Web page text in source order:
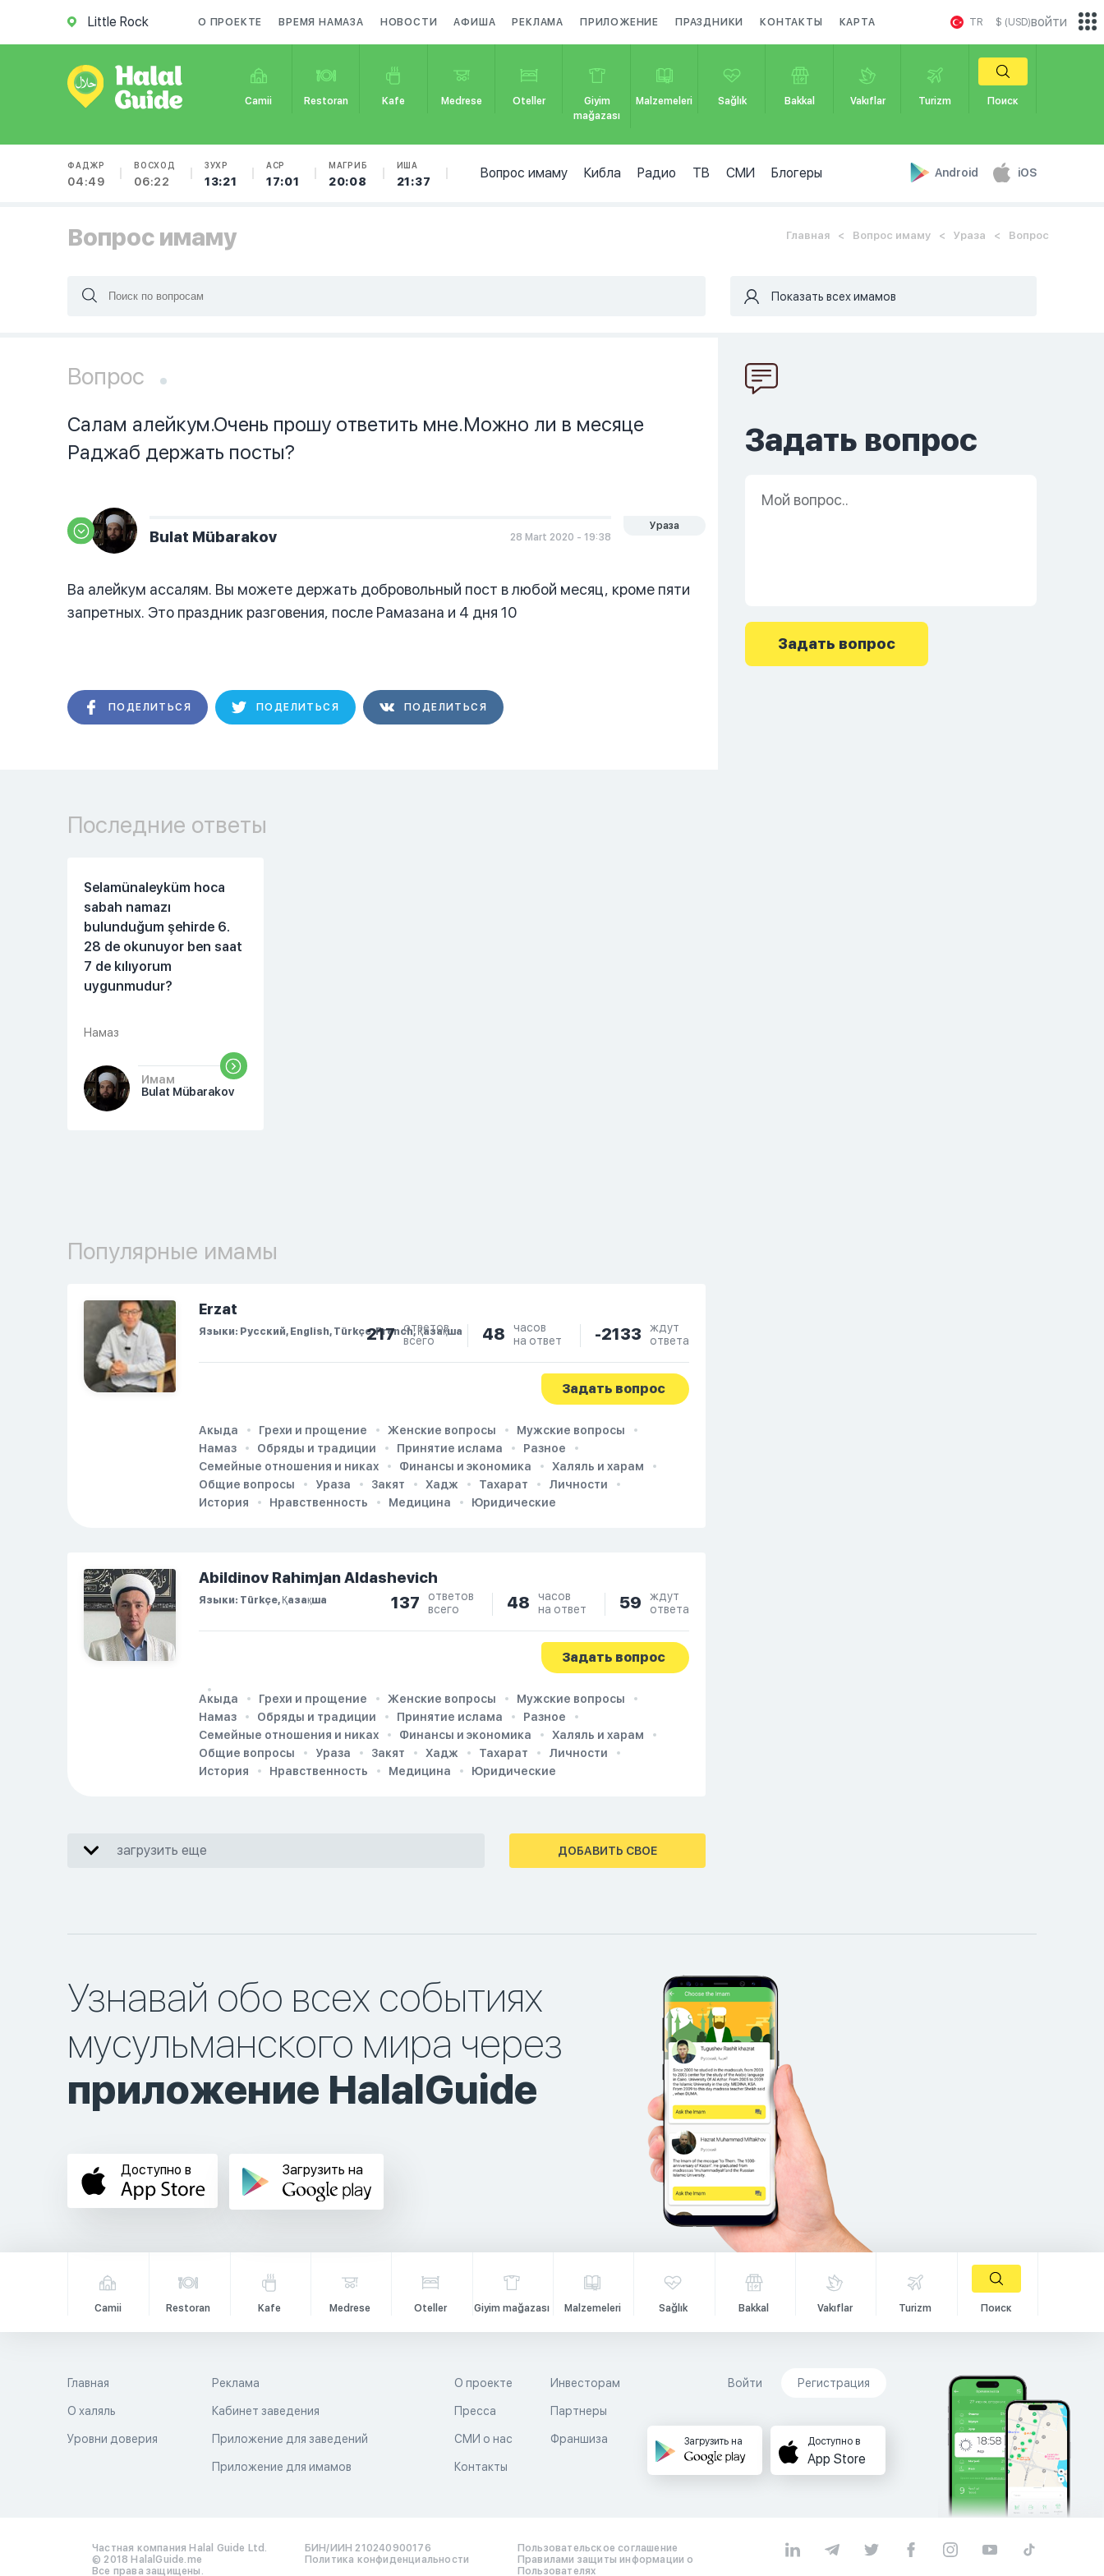
Little Rock О ПРОЕКТЕ ВРЕМЯ НАМАЗА НОВОСТИ АФИША РЕКЛАМА ПРИЛОЖЕНИЕ ПРАЗДНИКИ КОНТАКТЫ КАРТА TR $ (USD)
Camii Restoran Kafe Medrese Oteller
Giyim
mağazası
Malzemeleri Sağlık Bakkal Vakıflar Turizm Поиск
ФАДЖР
04:49
ВОСХОД
06:22
ЗУХР
13:21
АСР
17:01
МАГРИБ
20:08
ИША
21:37
Вопрос имаму Кибла Радио ТВ СМИ Блогеры Android iOS
войти
Вопрос имаму Главная Вопрос имаму Ураза Вопрос
Показать всех имамов
Вопрос
Салам алейкум.Очень прошу ответить мне.Можно ли в месяце
Раджаб держать посты?
Bulat Mübarakov 28 Mart 2020 - 19:38
Ураза
Ва алейкум ассалям. Вы можете держать добровольный пост в любой месяц, кроме пяти
запретных. Это праздник разговения, после Рамазана и 4 дня 10
ПОДЕЛИТЬСЯ ПОДЕЛИТЬСЯ ПОДЕЛИТЬСЯ
Задать вопрос
Последние ответы
Selamünaleyküm hoca
sabah namazı
bulunduğum şehirde 6.
28 de okunuyor ben saat
7 de kılıyorum
uygunmudur?
Намаз
Имам
Bulat Mübarakov
Популярные имамы
Erzat
Языки: Русский, English, Türkçe, French, Қазақша
217
ответов
всего
48
часов
на ответ
-2133
ждут
ответа
Задать вопрос
Акыда Грехи и прощение Женские вопросы
Мужские вопросы
Намаз
Обряды и традиции Принятие ислама
Разное
Семейные отношения и никах
Финансы и экономика
Халяль и харам
Общие вопросы
Ураза Закят Хадж Тахарат
Личности
История
Нравственность Медицина Юридические
Abildinov Rahimjan Aldashevich
Языки: Türkçe, Қазақша 137
ответов
всего
48
часов
на ответ
59
ждут
ответа
Задать вопрос
Акыда Грехи и прощение Женские вопросы
Мужские вопросы
Намаз
Обряды и традиции Принятие ислама
Разное
Семейные отношения и никах
Финансы и экономика
Халяль и харам
Общие вопросы
Ураза Закят Хадж Тахарат
Личности
История
Нравственность Медицина Юридические
загрузить еще ДОБАВИТЬ СВОЕ
Узнавай обо всех событиях
мусульманского мира через
приложение HalalGuide
Доступно в Загрузить на
Camii Restoran Kafe Medrese Oteller Giyim mağazası Malzemeleri Sağlık Bakkal Vakıflar Turizm Поиск
Главная
О халяль
Уровни доверия
Реклама
Кабинет заведения
Приложение для заведений
Приложение для имамов
О проекте
Пресса
СМИ о нас
Контакты
Инвесторам
Партнеры
Франшиза
Войти Регистрация
Загрузить на Доступно в
App Store
Частная компания Halal Guide Ltd.
© 2018 HalalGuide.me
Все права защищены.
БИН/ИИН 210240900176
Политика конфиденциальности
Пользовательское соглашение
Правилами защиты информации о
Пользователях